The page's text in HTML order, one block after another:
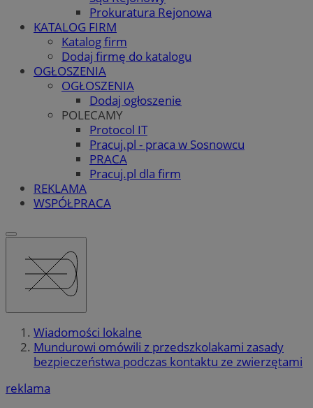
Prokuratura Rejonowa
KATALOG FIRM
Katalog firm
Dodaj firmę do katalogu
OGŁOSZENIA
OGŁOSZENIA
Dodaj ogłoszenie
POLECAMY
Protocol IT
Pracuj.pl - praca w Sosnowcu
PRACA
Pracuj.pl dla firm
REKLAMA
WSPÓŁPRACA
Wiadomości lokalne
Mundurowi omówili z przedszkolakami zasady
bezpieczeństwa podczas kontaktu ze zwierzętami
reklama